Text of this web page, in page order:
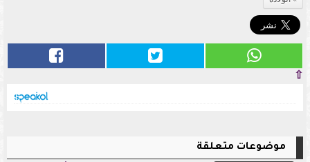
⇧
موضوعات متعلقة